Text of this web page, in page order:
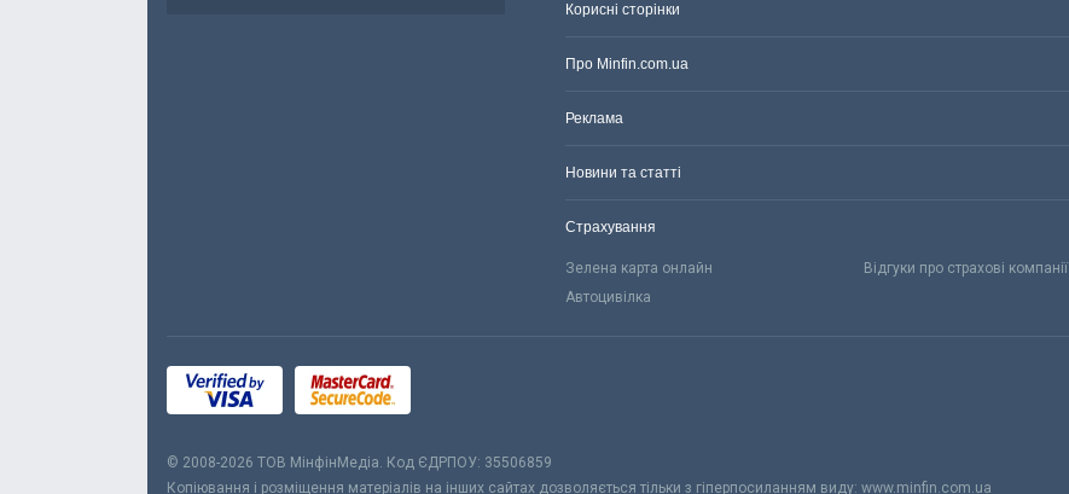
Корисні сторінки
Про Minfin.com.ua
Реклама
Новини та статті
Страхування
Зелена карта онлайн Відгуки про страхові компанії
Автоцивілка
© 2008-2026 ТОВ МiнфiнМедiа. Код ЄДРПОУ: 35506859
Копіювання і розміщення матеріалів на інших сайтах дозволяється тільки з гіперпосиланням виду: www.minfin.com.ua